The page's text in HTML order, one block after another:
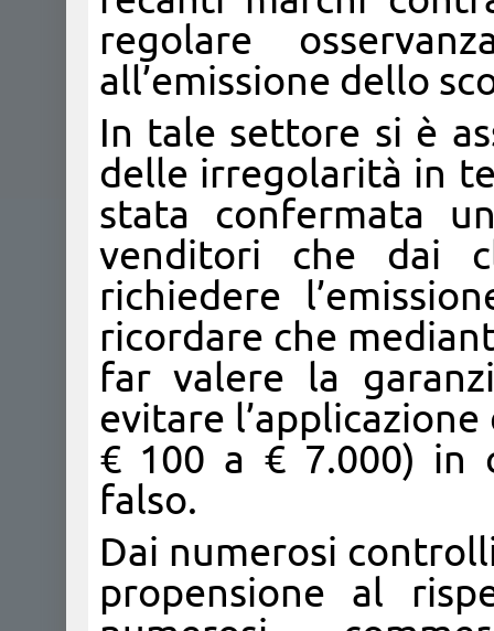
regolare
all’emissione dello
In tale settore si è
delle irregolarità in
stata confermata
venditori che dai
richiedere
ricordare che
far valere la
evitare
€ 100 a € 7.000) in
falso.
Dai numerosi
propensione al